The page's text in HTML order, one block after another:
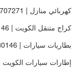
كهربائي منازل | 50707271
كراج متنقل الكويت | 98080146
بطاريات سيارات | 98080146
إطارات سيارات الكويت | 98080146